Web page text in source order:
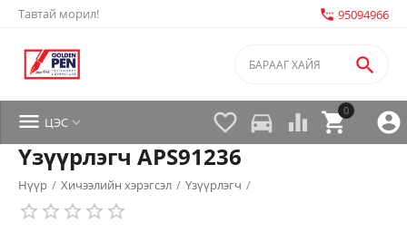
Тавтай морил! settings_phone 95094966


0

 directions_car 
 ЦЭС 
Үзүүрлэгч APS91236
Нүүр / Хичээлийн хэрэгсэл / Үзүүрлэгч /